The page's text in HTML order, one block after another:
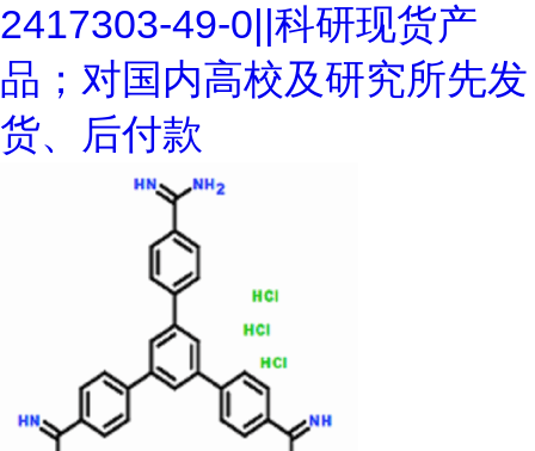
2417303-49-0||科研现货产
品；对国内高校及研究所先发
货、后付款